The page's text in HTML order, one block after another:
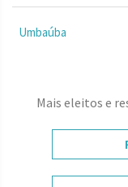
Umbaúba
Mais eleitos e